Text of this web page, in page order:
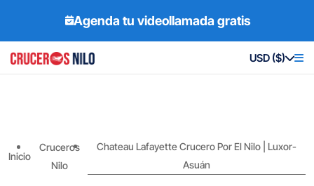
Agenda tu videollamada gratis
USD ($)
Inicio
Cruceros
Nilo
Chateau Lafayette Crucero Por El Nilo | Luxor-
Asuán